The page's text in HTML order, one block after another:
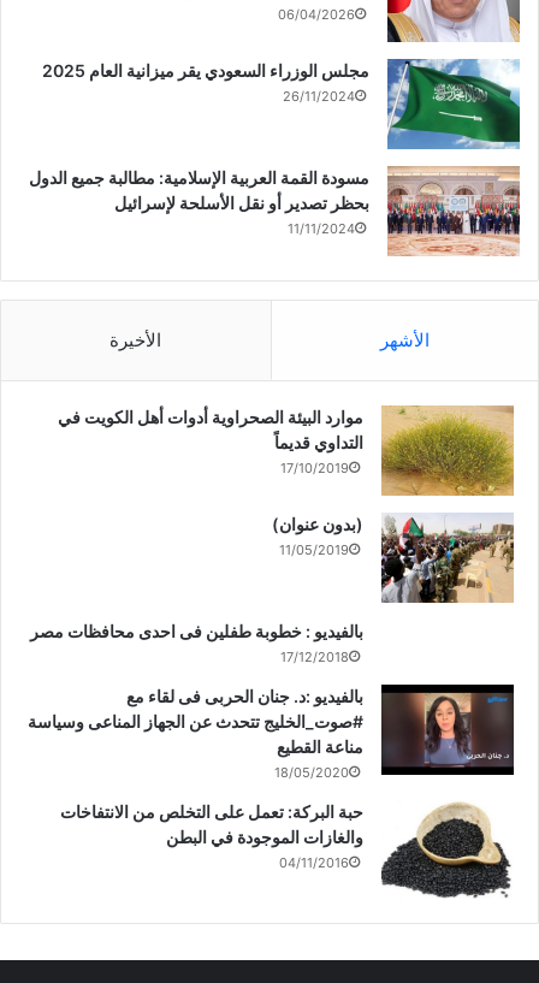
06/04/2026
مجلس الوزراء السعودي يقر ميزانية العام 2025
26/11/2024
مسودة القمة العربية الإسلامية: مطالبة جميع الدول
بحظر تصدير أو نقل الأسلحة لإسرائيل
11/11/2024
الأشهر الأخيرة
موارد البيئة الصحراوية أدوات أهل الكويت في
التداوي قديماً
17/10/2019
(بدون عنوان)
11/05/2019
بالفيديو : خطوبة طفلين فى احدى محافظات مصر
17/12/2018
بالفيديو :د. جنان الحربى فى لقاء مع
#صوت_الخليج تتحدث عن الجهاز المناعى وسياسة
مناعة القطيع
18/05/2020
حبة البركة: تعمل على التخلص من الانتفاخات
والغازات الموجودة في البطن
04/11/2016